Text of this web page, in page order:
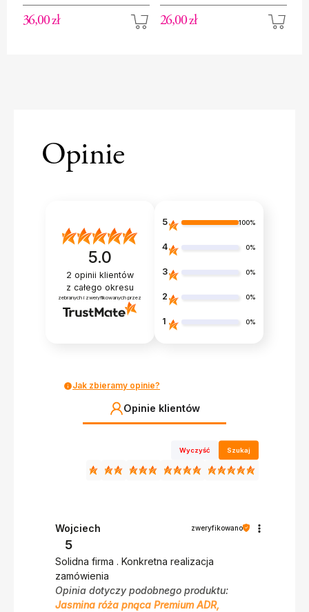
róża pnąca
36,00 zł 26,00 zł
Opinie
5.0
2 opinii klientów
z całego okresu
zebranych i zweryfikowanych przez
5 100%
4 0%
3 0%
2 0%
1 0%
Jak zbieramy opinie?
Opinie klientów
Wyczyść Szukaj
Wojciech zweryfikowano
5
Solidna firma . Konkretna realizacja
zamówienia
Opinia dotyczy podobnego produktu:
Jasmina róża pnąca Premium ADR,